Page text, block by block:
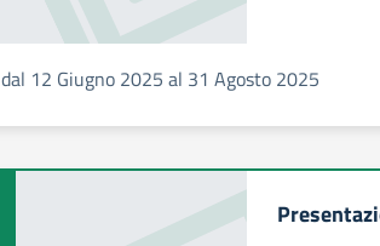
dal 12 Giugno 2025 al 31 Agosto 2025